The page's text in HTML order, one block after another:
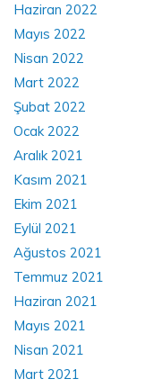
Haziran 2022
Mayıs 2022
Nisan 2022
Mart 2022
Şubat 2022
Ocak 2022
Aralık 2021
Kasım 2021
Ekim 2021
Eylül 2021
Ağustos 2021
Temmuz 2021
Haziran 2021
Mayıs 2021
Nisan 2021
Mart 2021